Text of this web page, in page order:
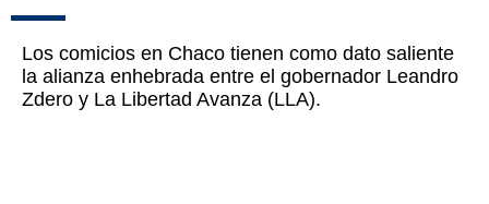
Los comicios en Chaco tienen como dato saliente
la alianza enhebrada entre el gobernador Leandro
Zdero y La Libertad Avanza (LLA).